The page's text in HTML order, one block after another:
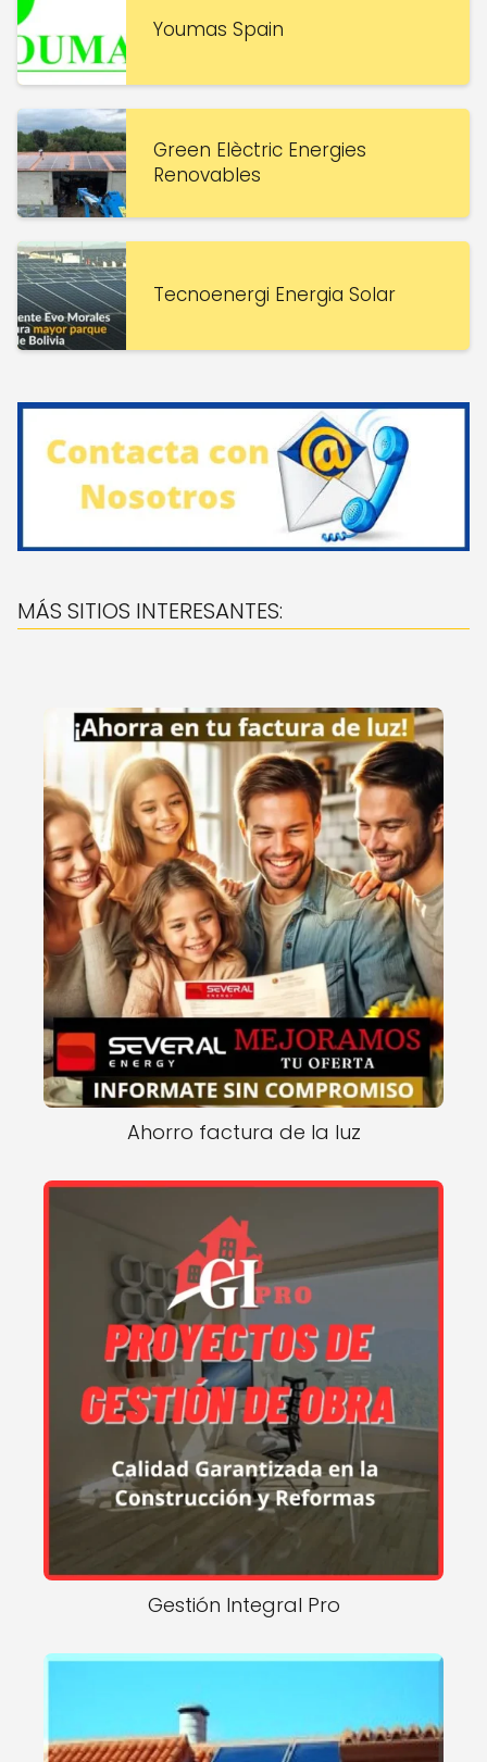
Youmas Spain
Green Elèctric Energies
Renovables
Tecnoenergi Energia Solar
MÁS SITIOS INTERESANTES:
Ahorro factura de la luz
Gestión Integral Pro